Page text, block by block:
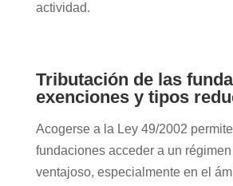
actividad.
Tributación de las
exenciones y tipos
Acogerse a la Ley 49/2002 permite
fundaciones acceder a un régimen
ventajoso, especialmente en el